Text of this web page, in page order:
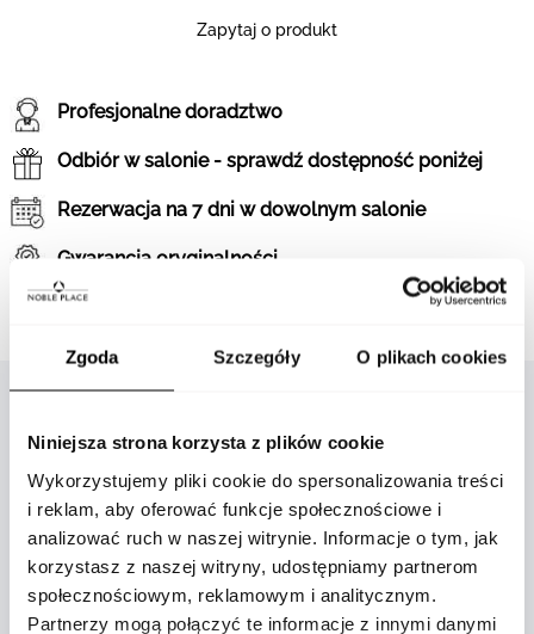
Zgoda Szczegóły O plikach cookies
Niniejsza strona korzysta z plików cookie
Wykorzystujemy pliki cookie do spersonalizowania treści
i reklam, aby oferować funkcje społecznościowe i
analizować ruch w naszej witrynie. Informacje o tym, jak
korzystasz z naszej witryny, udostępniamy partnerom
społecznościowym, reklamowym i analitycznym.
Partnerzy mogą połączyć te informacje z innymi danymi
Zapytaj o produkt
Profesjonalne doradztwo
Odbiór w salonie - sprawdź dostępność poniżej
Rezerwacja na 7 dni w dowolnym salonie
Gwarancja oryginalności
Sprawdź historię marki
OPIS